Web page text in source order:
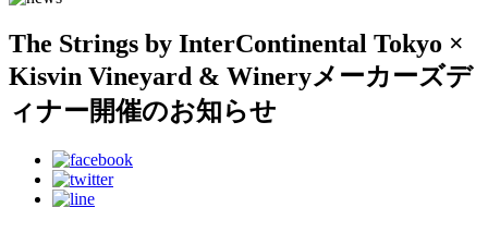
The Strings by InterContinental Tokyo ×
Kisvin Vineyard & Wineryメーカーズデ
ィナー開催のお知らせ